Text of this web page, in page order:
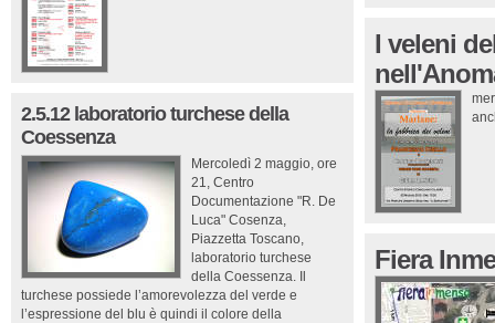
2.5.12 laboratorio turchese della
Coessenza
Mercoledì 2 maggio, ore
21, Centro
Documentazione "R. De
Luca" Cosenza,
Piazzetta Toscano,
laboratorio turchese
della Coessenza. Il
turchese possiede l’amorevolezza del verde e
l’espressione del blu è quindi il colore della
I veleni
Fiera